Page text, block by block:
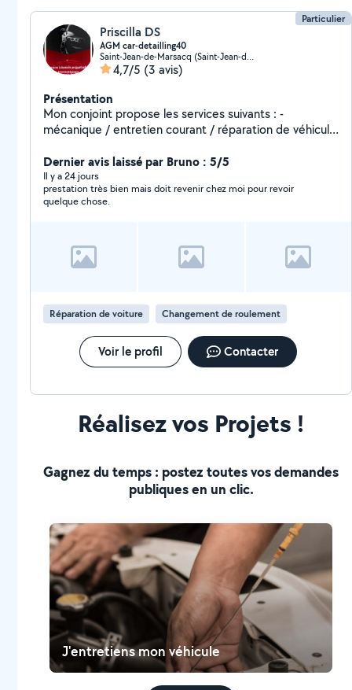
Particulier
Priscilla DS
AGM car-detailling40
Saint-Jean-de-Marsacq (Saint-Jean-de-Marsacq)
4,7/5 (3 avis)
Présentation
Mon conjoint propose les services suivants : -
mécanique / entretien courant / réparation de véhicule
carrosserie / peinture de véhicule DISPONIBLE
RAPIDEMENT
Dernier avis laissé par Bruno : 5/5
Il y a 24 jours
prestation très bien mais doit revenir chez moi pour revoir
quelque chose.
Réparation de voiture Changement de roulement
Voir le profil Contacter
Réalisez vos Projets !
Gagnez du temps : postez toutes vos demandes
publiques en un clic.
J'entretiens mon véhicule